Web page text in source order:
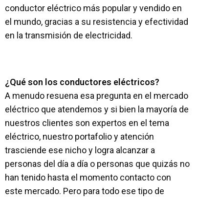
conductor eléctrico más popular y vendido en
el mundo, gracias a su resistencia y efectividad
en la transmisión de electricidad.
¿Qué son los conductores eléctricos?
A menudo resuena esa pregunta en el mercado
eléctrico que atendemos y si bien la mayoría de
nuestros clientes son expertos en el tema
eléctrico, nuestro portafolio y atención
trasciende ese nicho y logra alcanzar a
personas del día a día o personas que quizás no
han tenido hasta el momento contacto con
este mercado. Pero para todo ese tipo de